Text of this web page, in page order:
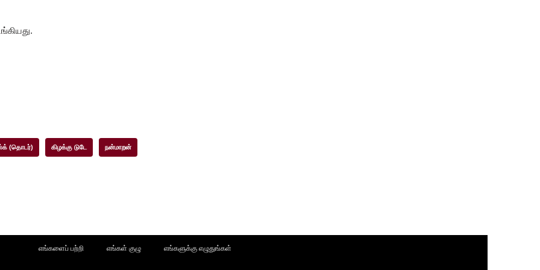
(தொடர்) கிழக்கு டுடே நன்மாறன்
எங்களைப் பற்றி எங்கள் குழு எங்களுக்கு எழுதுங்கள்